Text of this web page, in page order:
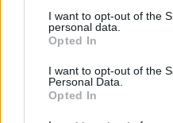
I want to opt-out of the
personal data.
Opted In
I want to opt-out of the
Personal Data.
Opted In